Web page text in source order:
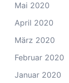
Mai 2020
April 2020
März 2020
Februar 2020
Januar 2020